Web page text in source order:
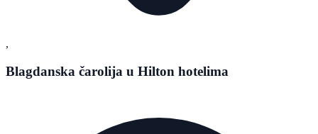
,
Blagdanska čarolija u Hilton hotelima